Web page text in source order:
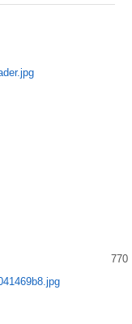
770